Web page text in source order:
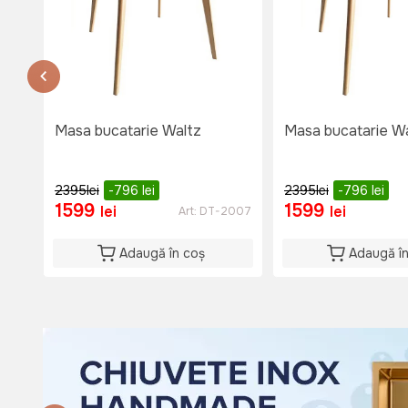
str. 31 August 1
тел. 060653777
Nu e disponibil
Lu-Vi: 08:00-18:00
Du: 08:00 - 15:00
Masa bucatarie Waltz
2395lei -796 lei
1599 lei Art: DT-2007
Adaugă în coș
Masa bucatarie
2395lei -796 lei
1599 lei
Adaugă